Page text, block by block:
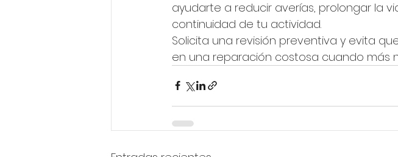
ayudarte a reducir averías, prolongar la
continuidad de tu actividad.
Solicita una revisión preventiva y evita
en una reparación costosa cuando más